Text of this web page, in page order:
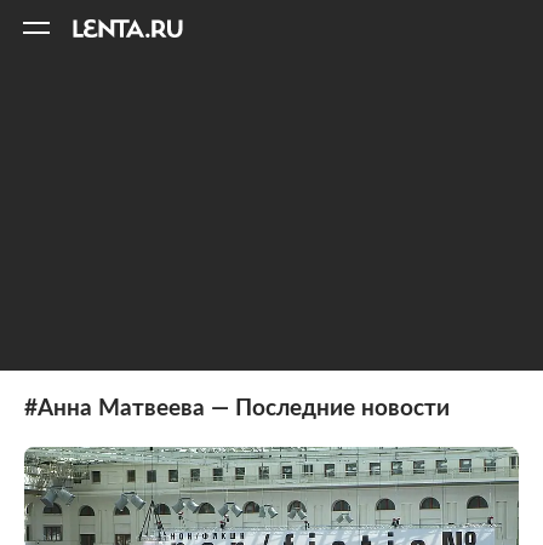
#Анна Матвеева — Последние новости